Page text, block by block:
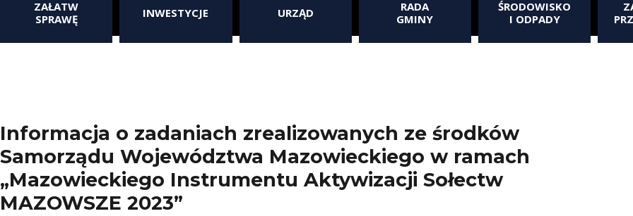
ZAŁATW
SPRAWĘ
INWESTYCJE URZĄD
RADA
GMINY
ŚRODOWISKO
I ODPADY
Informacja o zadaniach zrealizowanych ze środków
Samorządu Województwa Mazowieckiego w ramach
„Mazowieckiego Instrumentu Aktywizacji Sołectw
MAZOWSZE 2023”